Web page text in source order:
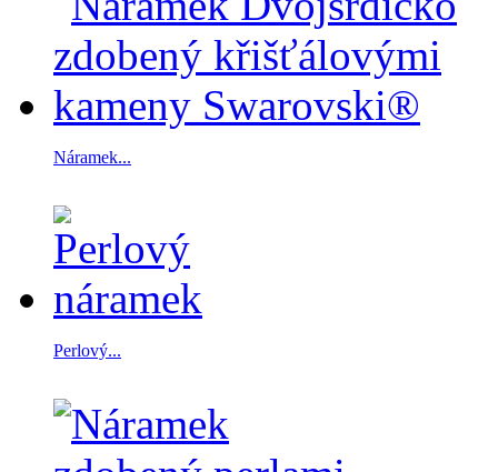
Náramek...
Perlový...